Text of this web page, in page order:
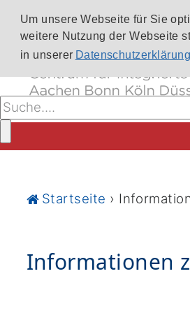
Um unsere Webseite für Sie
weitere Nutzung der Webseite
in unserer Datenschutzerklärung
Startseite ›
Informationen